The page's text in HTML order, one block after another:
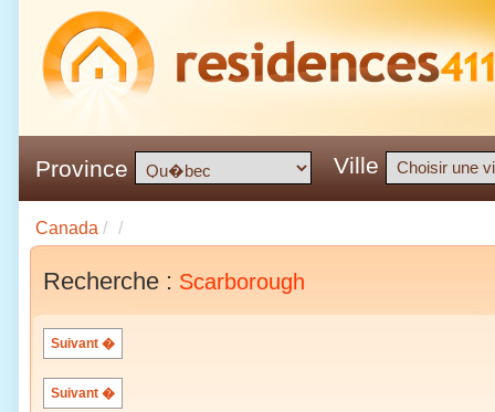
Province Ville
Canada / /
Recherche : Scarborough
Suivant �
Suivant �